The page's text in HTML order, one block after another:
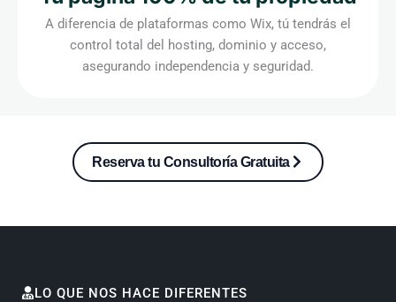
A diferencia de plataformas como Wix, tú tendrás el
control total del hosting, dominio y acceso,
asegurando independencia y seguridad.
Reserva tu Consultoría Gratuita
LO QUE NOS HACE DIFERENTES